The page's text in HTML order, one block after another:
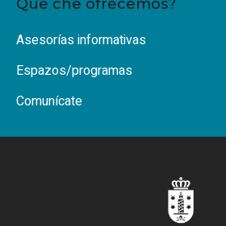
Que che ofrecemos?
Asesorías informativas
Espazos/programas
Comunícate